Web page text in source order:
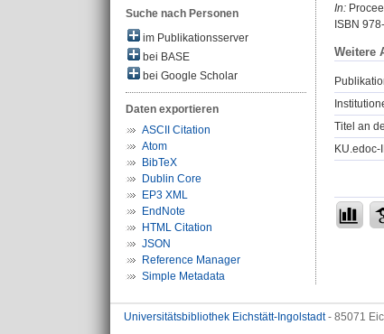
Suche nach Personen
im Publikationsserver
bei BASE
bei Google Scholar
Daten exportieren
ASCII Citation
Atom
BibTeX
Dublin Core
EP3 XML
EndNote
HTML Citation
JSON
Reference Manager
Simple Metadata
In:
ISBN
Weitere
Titel an
KU.edoc-
Universitätsbibliothek Eichstätt-Ingolstadt- 85071